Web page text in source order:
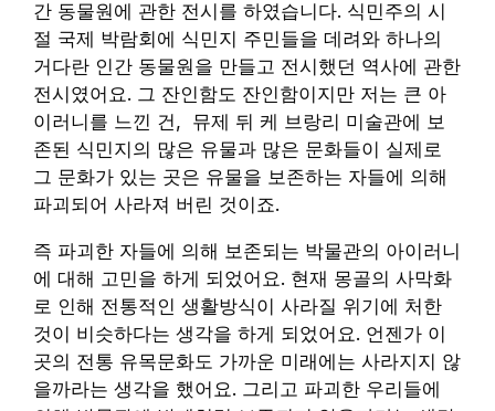
간 동물원에 관한 전시를 하였습니다. 식민주의 시
절 국제 박람회에 식민지 주민들을 데려와 하나의
거다란 인간 동물원을 만들고 전시했던 역사에 관한
전시였어요. 그 잔인함도 잔인함이지만 저는 큰 아
이러니를 느낀 건, 뮤제 뒤 케 브랑리 미술관에 보
존된 식민지의 많은 유물과 많은 문화들이 실제로
그 문화가 있는 곳은 유물을 보존하는 자들에 의해
파괴되어 사라져 버린 것이죠.
즉 파괴한 자들에 의해 보존되는 박물관의 아이러니
에 대해 고민을 하게 되었어요. 현재 몽골의 사막화
로 인해 전통적인 생활방식이 사라질 위기에 처한
것이 비슷하다는 생각을 하게 되었어요. 언젠가 이
곳의 전통 유목문화도 가까운 미래에는 사라지지 않
을까라는 생각을 했어요. 그리고 파괴한 우리들에